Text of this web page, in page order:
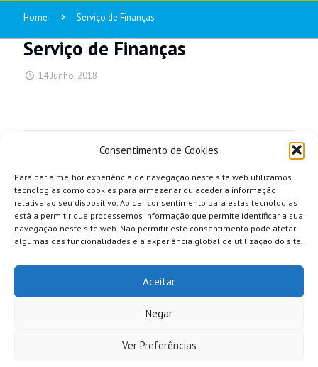
Consentimento de Cookies
Para dar a melhor experiência de navegação neste site web utilizamos
tecnologias como cookies para armazenar ou aceder a informação
relativa ao seu dispositivo. Ao dar consentimento para estas tecnologias
está a permitir que processemos informação que permite identificar a sua
navegação neste site web. Não permitir este consentimento pode afetar
algumas das funcionalidades e a experiência global de utilização do site.
Aceitar
Negar
Ver Preferências
Home Serviço de Finanças
Serviço de Finanças
14 Junho, 2018